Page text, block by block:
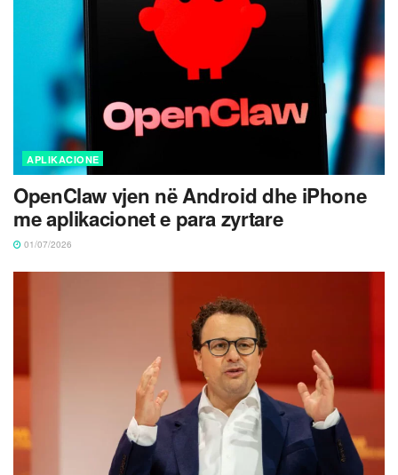
APLIKACIONE
OpenClaw vjen në Android dhe iPhone
me aplikacionet e para zyrtare
01/07/2026